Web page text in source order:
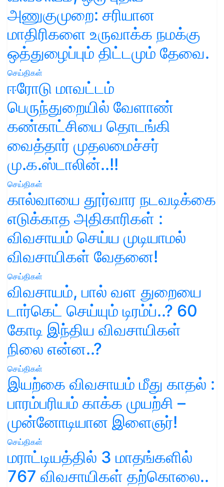
அணுகுமுறை: சரியான
மாதிரிகளை உருவாக்க நமக்கு
ஒத்துழைப்பும் திட்டமும் தேவை.
செய்திகள்
ஈரோடு மாவட்டம்
பெருந்துறையில் வேளாண்
கண்காட்சியை தொடங்கி
வைத்தார் முதலமைச்சர்
மு.க.ஸ்டாலின்..!!
செய்திகள்
கால்வாயை தூர்வார நடவடிக்கை
எடுக்காத அதிகாரிகள் :
விவசாயம் செய்ய முடியாமல்
விவசாயிகள் வேதனை!
செய்திகள்
விவசாயம், பால் வள துறையை
டார்கெட் செய்யும் டிரம்ப்..? 60
கோடி இந்திய விவசாயிகள்
நிலை என்ன..?
செய்திகள்
இயற்கை விவசாயம் மீது காதல் :
பாரம்பரியம் காக்க முயற்சி –
முன்னோடியான இளைஞர்!
செய்திகள்
மராட்டியத்தில் 3 மாதங்களில்
767 விவசாயிகள் தற்கொலை..